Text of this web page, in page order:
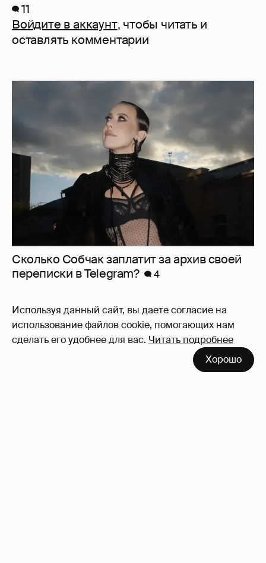
Используя данный сайт, вы даете согласие на
использование файлов cookie, помогающих нам
сделать его удобнее для вас. Читать подробнее
Хорошо
11
Войдите в аккаунт, чтобы читать и
оставлять комментарии
Сколько Собчак заплатит за архив своей
перeписки в Telegram?
4